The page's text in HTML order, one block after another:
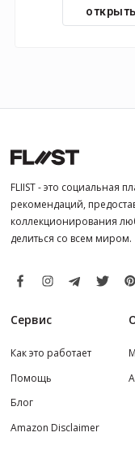
FLIIST - это социальная
рекомендаций,
коллекционирования
делиться со всем миром.
Сервис
Как это работает
Помощь
Блог
Amazon Disclaimer